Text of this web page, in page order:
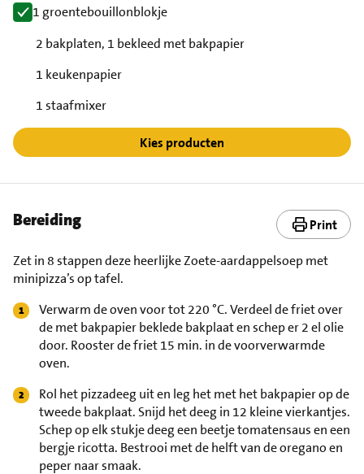
1 groentebouillonblokje
2 bakplaten, 1 bekleed met bakpapier
1 keukenpapier
1 staafmixer
Kies producten
Bereiding Print
Zet in 8 stappen deze heerlijke Zoete-aardappelsoep met
minipizza’s op tafel.
Verwarm de oven voor tot 220 °C. Verdeel de friet over
de met bakpapier beklede bakplaat en schep er 2 el olie
door. Rooster de friet 15 min. in de voorverwarmde
oven.
Rol het pizzadeeg uit en leg het met het bakpapier op de
tweede bakplaat. Snijd het deeg in 12 kleine vierkantjes.
Schep op elk stukje deeg een beetje tomatensaus en een
bergje ricotta. Bestrooi met de helft van de oregano en
peper naar smaak.